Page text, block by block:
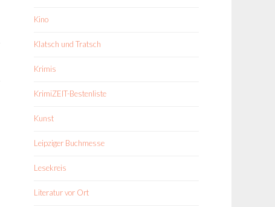
Kino
Klatsch und Tratsch
Krimis
KrimiZEIT-Bestenliste
Kunst
Leipziger Buchmesse
Lesekreis
Literatur vor Ort